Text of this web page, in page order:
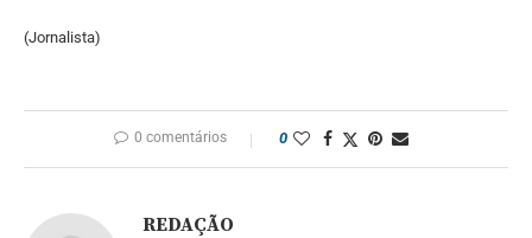
(Jornalista)
0 comentários 0
REDAÇÃO